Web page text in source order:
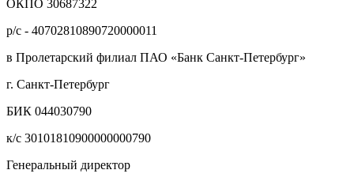
ОКПО 30687322
р/с - 40702810890720000011
в Пролетарский филиал ПАО «Банк Санкт-Петербург»
г. Санкт-Петербург
БИК 044030790
к/с 30101810900000000790
Генеральный директор